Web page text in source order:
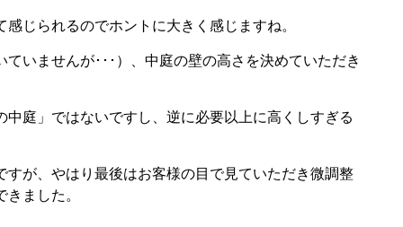
じられるのでホントに大きく感じますね。
いませんが･･･）、中庭の壁の高さを決めていただき
庭」ではないですし、逆に必要以上に高くしすぎる
が、やはり最後はお客様の目で見ていただき微調整
ました。